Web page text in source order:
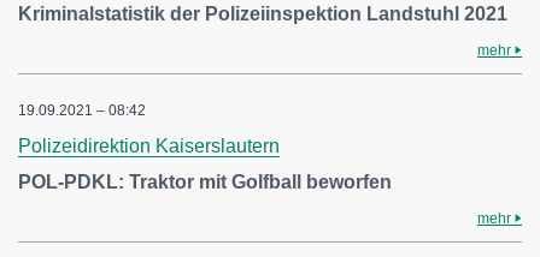
Kriminalstatistik der Polizeiinspektion Landstuhl 2021
mehr
19.09.2021 – 08:42
Polizeidirektion Kaiserslautern
POL-PDKL: Traktor mit Golfball beworfen
mehr